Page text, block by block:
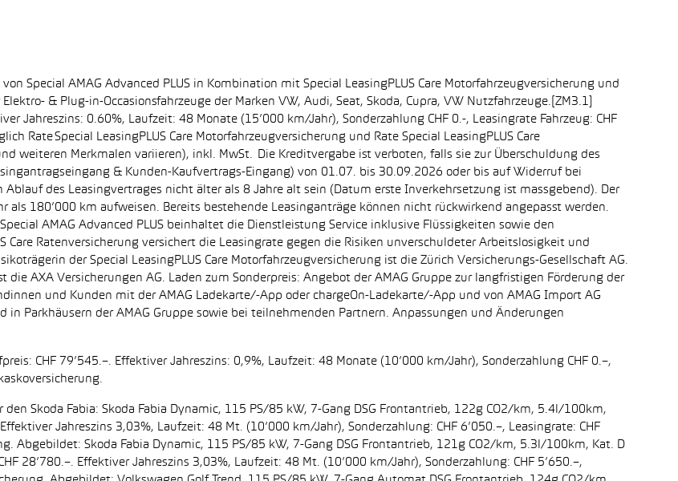
Special AMAG Advanced PLUS in Kombination mit Special LeasingPLUS Care Motorfahrzeugversicherung und
& Plug-in-Occasionsfahrzeuge der Marken VW, Audi, Seat, Skoda, Cupra, VW Nutzfahrzeuge.[ZM3.1]
Jahreszins: 0.60%, Laufzeit: 48 Monate (15’000 km/Jahr), Sonderzahlung CHF 0.-, Leasingrate Fahrzeug: CHF
Rate Special LeasingPLUS Care Motorfahrzeugversicherung und Rate Special LeasingPLUS Care
weiteren Merkmalen variieren), inkl. MwSt. Die Kreditvergabe ist verboten, falls sie zur Überschuldung des
& Kunden-Kaufvertrags-Eingang) von 01.07. bis 30.09.2026 oder bis auf Widerruf bei
Ablauf des Leasingvertrages nicht älter als 8 Jahre alt sein (Datum erste Inverkehrsetzung ist massgebend). Der
als 180’000 km aufweisen. Bereits bestehende Leasinganträge können nicht rückwirkend angepasst werden.
AMAG Advanced PLUS beinhaltet die Dienstleistung Service inklusive Flüssigkeiten sowie den
Care Ratenversicherung versichert die Leasingrate gegen die Risiken unverschuldeter Arbeitslosigkeit und
der Special LeasingPLUS Care Motorfahrzeugversicherung ist die Zürich Versicherungs-Gesellschaft AG.
die AXA Versicherungen AG. Laden zum Sonderpreis: Angebot der AMAG Gruppe zur langfristigen Förderung der
und Kunden mit der AMAG Ladekarte/-App oder chargeOn-Ladekarte/-App und von AMAG Import AG
Parkhäusern der AMAG Gruppe sowie bei teilnehmenden Partnern. Anpassungen und Änderungen
CHF 79’545.–. Effektiver Jahreszins: 0,9%, Laufzeit: 48 Monate (10’000 km/Jahr), Sonderzahlung CHF 0.–,
den Skoda Fabia: Skoda Fabia Dynamic, 115 PS/85 kW, 7-Gang DSG Frontantrieb, 122g CO2/km, 5.4l/100km,
Jahreszins 3,03%, Laufzeit: 48 Mt. (10’000 km/Jahr), Sonderzahlung: CHF 6’050.–, Leasingrate: CHF
Abgebildet: Skoda Fabia Dynamic, 115 PS/85 kW, 7-Gang DSG Frontantrieb, 121g CO2/km, 5.3l/100km, Kat. D
28’780.–. Effektiver Jahreszins 3,03%, Laufzeit: 48 Mt. (10’000 km/Jahr), Sonderzahlung: CHF 5’650.–,